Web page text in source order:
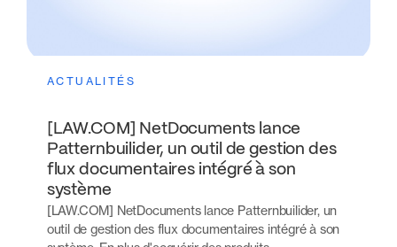
ACTUALITÉS
[LAW.COM] NetDocuments lance
Patternbuilider, un outil de gestion des
flux documentaires intégré à son
système
[LAW.COM] NetDocuments lance Patternbuilider, un
outil de gestion des flux documentaires intégré à son